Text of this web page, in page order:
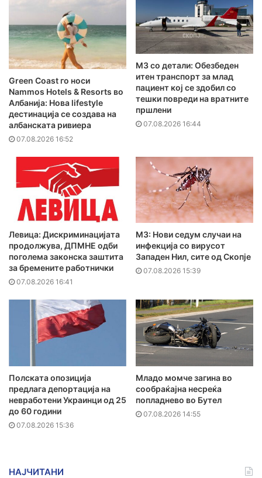
Green Coast го носи
Nammos Hotels & Resorts во
Албанија: Нова lifestyle
дестинација се создава на
албанската ривиера
07.08.2026 16:52
MЗ со детали: Обезбеден
итен транспорт за млад
пациент кој се здобил со
тешки повреди на вратните
пршлени
07.08.2026 16:44
Левица: Дискриминацијата
продолжува, ДПМНЕ одби
поголема законска заштита
за бремените работнички
07.08.2026 16:41
МЗ: Нови седум случаи на
инфекција со вирусот
Западен Нил, сите од Скопје
07.08.2026 15:39
Полската опозиција
предлага депортација на
невработени Украинци од 25
до 60 години
07.08.2026 15:36
Младо момче загина во
сообраќајна несреќа
попладнево во Бутел
07.08.2026 14:55
НАЈЧИТАНИ